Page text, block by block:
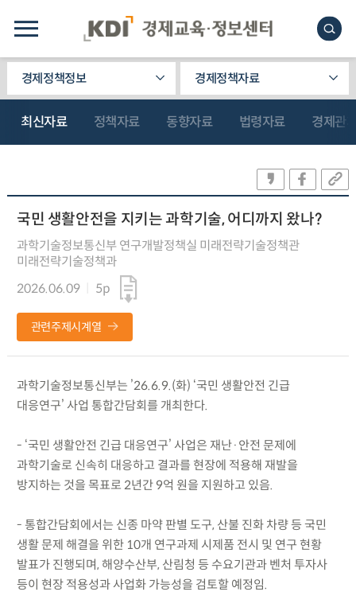
경제정책정보 경제정책자료
최신자료 정책자료 동향자료 법령자료 경제관
국민 생활안전을 지키는 과학기술, 어디까지 왔나?
과학기술정보통신부 연구개발정책실 미래전략기술정책관
미래전략기술정책과
2026.06.09
5p
관련주제시계열
과학기술정보통신부는 ’26.6.9.(화) ‘국민 생활안전 긴급
대응연구’ 사업 통합간담회를 개최한다.
- ‘국민 생활안전 긴급 대응연구’ 사업은 재난·안전 문제에
과학기술로 신속히 대응하고 결과를 현장에 적용해 재발을
방지하는 것을 목표로 2년간 9억 원을 지원하고 있음.
- 통합간담회에서는 신종 마약 판별 도구, 산불 진화 차량 등 국민
생활 문제 해결을 위한 10개 연구과제 시제품 전시 및 연구 현황
발표가 진행되며, 해양수산부, 산림청 등 수요기관과 벤처 투자사
등이 현장 적용성과 사업화 가능성을 검토할 예정임.